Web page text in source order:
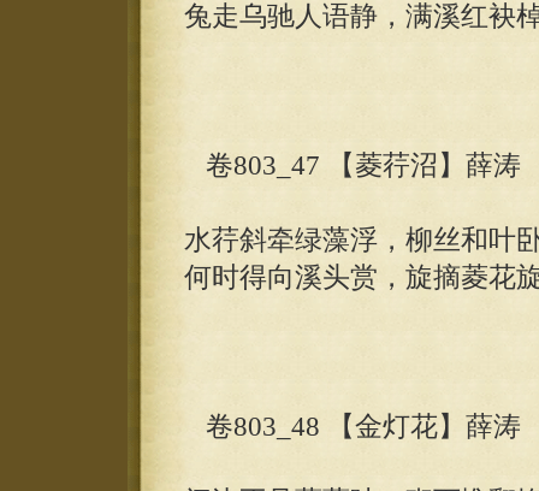
兔走乌驰人语静，满溪红袂
卷803_47 【菱荇沼】薛涛
水荇斜牵绿藻浮，柳丝和叶
何时得向溪头赏，旋摘菱花
卷803_48 【金灯花】薛涛